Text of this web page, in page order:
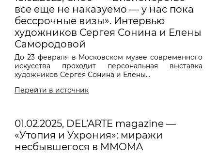
все еще не наказуемо — у нас пока
бессрочные визы». Интервью
художников Сергея Сонина и Елены
Самородовой
До 23 февраля в Московском музее современного
искусства проходит персональная выставка
художников Сергея Сонина и Елены...
Перейти в источник
01.02.2025, DEL’ARTE magazine —
«Утопия и Ухрония»: миражи
несбывшегося в MMOMA